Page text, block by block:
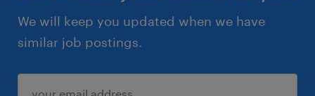
We will keep you updated when we have
similar job postings.